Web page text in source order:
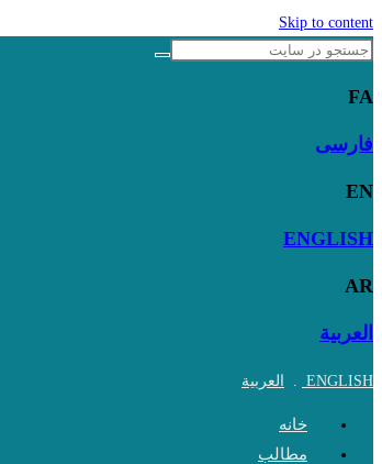
Skip to content
FA
فارسی
EN
ENGLISH
AR
العربية
ENGLISH
. العربية
خانه
مطالب